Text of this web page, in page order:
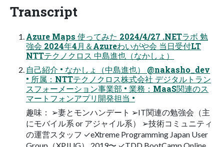
Transcript
Azure Maps 使ってみた 2024/4/27 .NETラボ 勉
強会 2024年4月＆Azureわいがや会 当日受付LT
NTTテクノクロス 中島進也（なかしょ）
自己紹介 • なかしょ（中島進也） @nakasho_dev
• 所属：NTTテクノクロス株式会社 デジタルトラン
スフォーメーション事業部 • 業務：MaaS関連のス
マートフォンアプリ開発担当 •
趣味： ➢妻とモンハンデート ➢IT関連の勉強会（主
にモバイル系 or アジャイル系） ➢技術コミュニティ
の運営スタッフ ✓eXtreme Programming Japan User
Group（XPJUG） 2019〜 ✓TDD BootCamp Online